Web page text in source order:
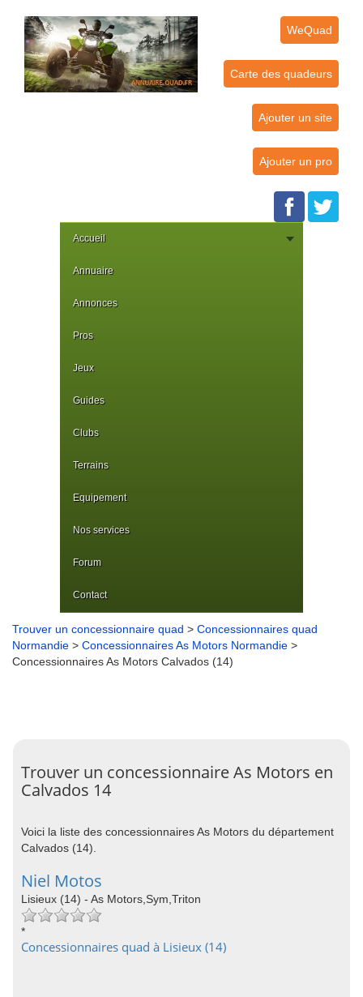
WeQuad
Carte des quadeurs
Ajouter un site
Ajouter un pro
Accueil
Annuaire
Annonces
Pros
Jeux
Guides
Clubs
Terrains
Equipement
Nos services
Forum
Contact
Trouver un concessionnaire quad > Concessionnaires quad
Normandie > Concessionnaires As Motors Normandie >
Concessionnaires As Motors Calvados (14)
Trouver un concessionnaire As Motors en
Calvados 14
Voici la liste des concessionnaires As Motors du département
Calvados (14).
Niel Motos
Lisieux (14) - As Motors,Sym,Triton
*
Concessionnaires quad à Lisieux (14)